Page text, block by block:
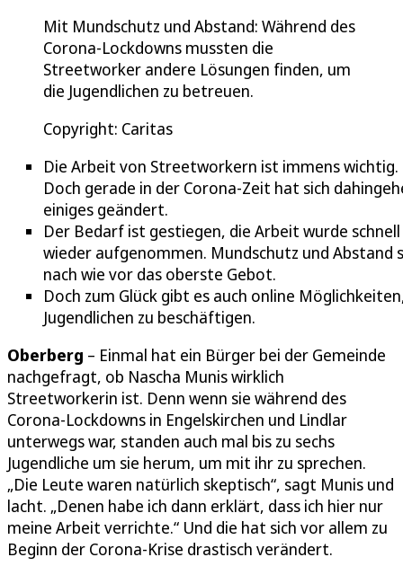
Mit Mundschutz und Abstand: Während des
Corona-Lockdowns mussten die
Streetworker andere Lösungen finden, um
die Jugendlichen zu betreuen.
Copyright: Caritas
Die Arbeit von Streetworkern ist immens wichtig.
Doch gerade in der Corona-Zeit hat sich
einiges geändert.
Der Bedarf ist gestiegen, die Arbeit wurde schnell
wieder aufgenommen. Mundschutz und Abstand
nach wie vor das oberste Gebot.
Doch zum Glück gibt es auch online
Jugendlichen zu beschäftigen.
Oberberg – Einmal hat ein Bürger bei der Gemeinde
nachgefragt, ob Nascha Munis wirklich
Streetworkerin ist. Denn wenn sie während des
Corona-Lockdowns in Engelskirchen und Lindlar
unterwegs war, standen auch mal bis zu sechs
Jugendliche um sie herum, um mit ihr zu sprechen.
„Die Leute waren natürlich skeptisch“, sagt Munis und
lacht. „Denen habe ich dann erklärt, dass ich hier nur
meine Arbeit verrichte.“ Und die hat sich vor allem zu
Beginn der Corona-Krise drastisch verändert.